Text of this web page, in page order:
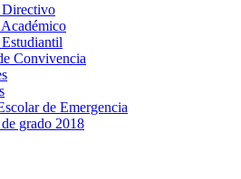
Directivo
Convivencia
de Emergencia
grado 2018